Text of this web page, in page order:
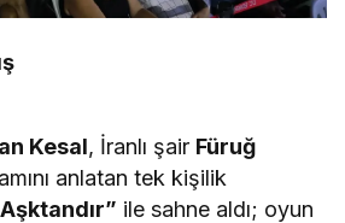
Kesal, İranlı şair Füruğ
anlatan tek kişilik
ile sahne aldı; oyun